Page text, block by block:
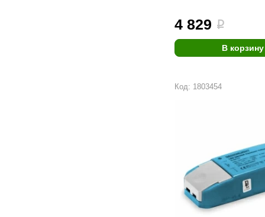
4 829 i
В корзину
Код: 1803454